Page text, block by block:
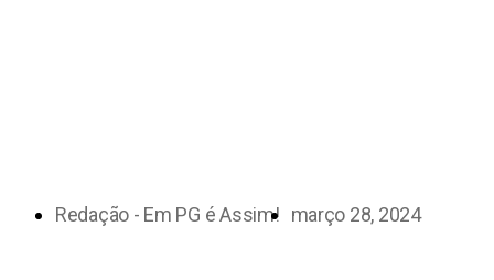
Redação - Em PG é Assim! março 28, 2024